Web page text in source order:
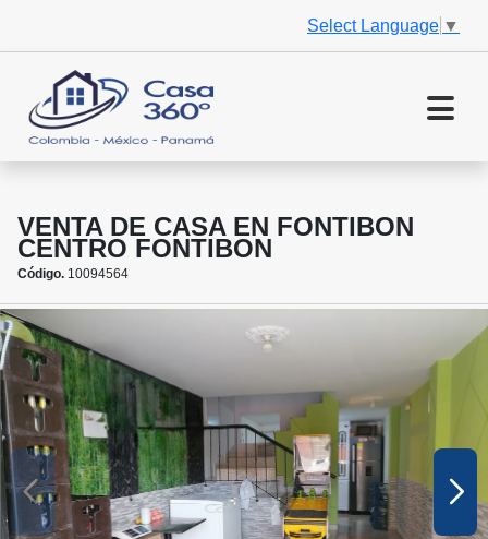
Select Language ▼
VENTA DE CASA EN FONTIBON
CENTRO FONTIBON
Código. 10094564